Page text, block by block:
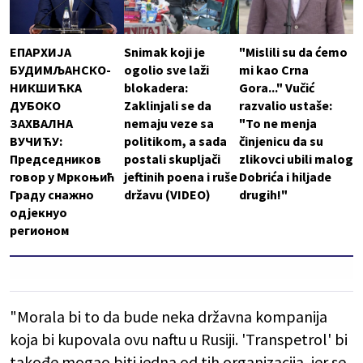
ЕПАРХИЈА
БУДИМЉАНСКО-
НИКШИЋКА
ДУБОКО
ЗАХВАЛНА
ВУЧИЋУ:
Председников
говор у Мркоњић
Граду снажно
одјекнуо
регионом
Snimak koji je
ogolio sve laži
blokadera:
Zaklinjali se da
nemaju veze sa
politikom, a sada
postali skupljači
jeftinih poena i ruše
državu (VIDEO)
"Mislili su da ćemo
mi kao Crna
Gora..." Vučić
razvalio ustaše:
"To ne menja
činjenicu da su
zlikovci ubili malog
Dobrića i hiljade
drugih!"
"Morala bi to da bude neka državna kompanija
koja bi kupovala ovu naftu u Rusiji. 'Transpetrol' bi